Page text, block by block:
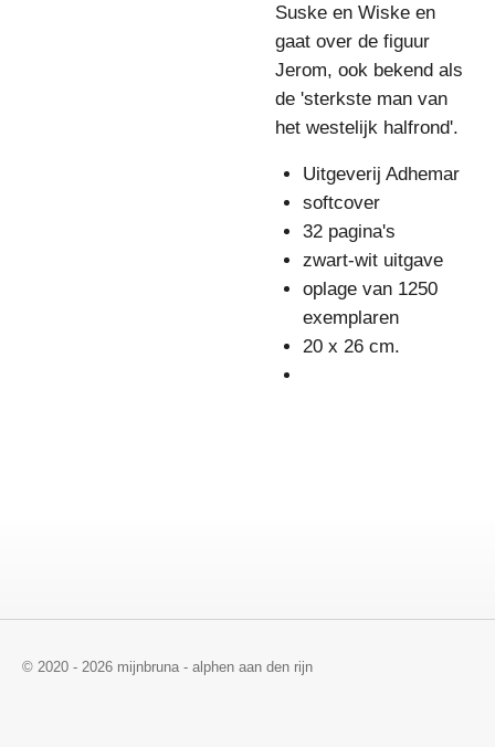
Suske en Wiske en
gaat over de figuur
Jerom, ook bekend als
de 'sterkste man van
het westelijk halfrond'.
Uitgeverij Adhemar
softcover
32 pagina's
zwart-wit uitgave
oplage van 1250
exemplaren
20 x 26 cm.
© 2020 - 2026 mijnbruna - alphen aan den rijn